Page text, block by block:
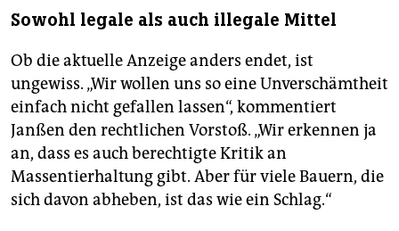
Sowohl legale als auch illegale Mittel
Ob die aktuelle Anzeige anders endet, ist
ungewiss. „Wir wollen uns so eine Unverschämtheit
einfach nicht gefallen lassen“, kommentiert
Janßen den rechtlichen Vorstoß. „Wir erkennen ja
an, dass es auch berechtigte Kritik an
Massentierhaltung gibt. Aber für viele Bauern, die
sich davon abheben, ist das wie ein Schlag.“